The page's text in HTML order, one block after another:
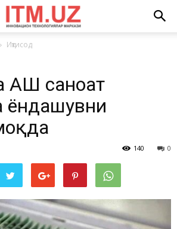
Иқтисод
АҚШ саноат
ёндашувни
0
140